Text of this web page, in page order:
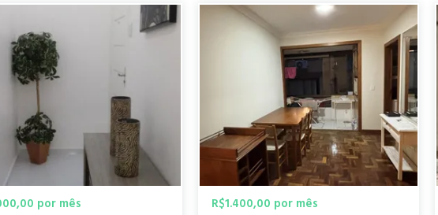
por mês R$1.400,00 por mês